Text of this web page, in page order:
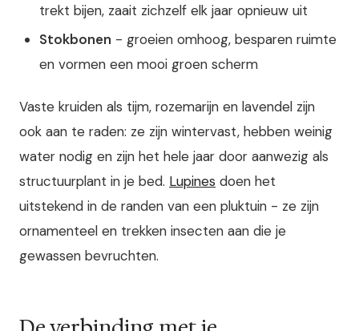
trekt bijen, zaait zichzelf elk jaar opnieuw uit
Stokbonen - groeien omhoog, besparen ruimte
en vormen een mooi groen scherm
Vaste kruiden als tijm, rozemarijn en lavendel zijn
ook aan te raden: ze zijn wintervast, hebben weinig
water nodig en zijn het hele jaar door aanwezig als
structuurplant in je bed. Lupines doen het
uitstekend in de randen van een pluktuin - ze zijn
ornamenteel en trekken insecten aan die je
gewassen bevruchten.